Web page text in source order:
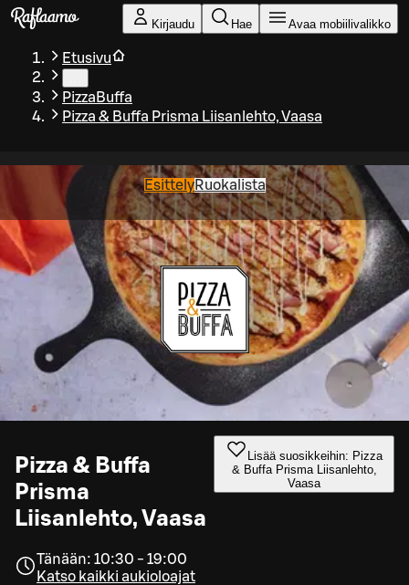
Siirry pääsisältöön
Kirjaudu Hae Avaa mobiilivalikko
Etusivu
PizzaBuffa
Pizza & Buffa Prisma Liisanlehto, Vaasa
EsittelyRuokalista
Pizza & Buffa
Prisma
Liisanlehto, Vaasa
Lisää suosikkeihin: Pizza
& Buffa Prisma Liisanlehto,
Vaasa
Tänään: 10:30 - 19:00
Katso kaikki aukioloajat